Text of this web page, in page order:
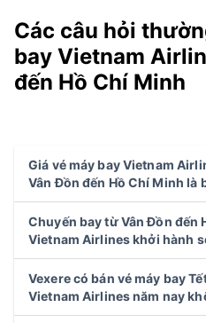
Các câu hỏi
bay Vietnam
đến Hồ Chí Minh
Giá vé máy bay Vietnam
Vân Đồn đến Hồ Chí Minh là
Chuyến bay từ Vân Đồn đến
Vietnam Airlines khởi hành
Vexere có bán vé máy bay
Vietnam Airlines năm nay